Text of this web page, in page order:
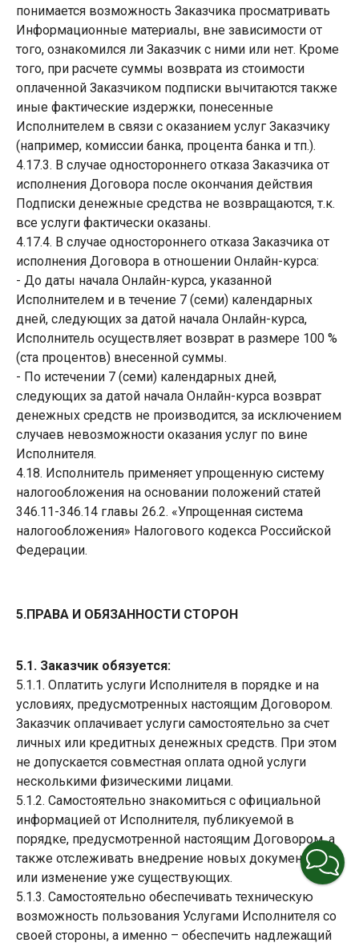
понимается возможность Заказчика просматривать
Информационные материалы, вне зависимости от
того, ознакомился ли Заказчик с ними или нет. Кроме
того, при расчете суммы возврата из стоимости
оплаченной Заказчиком подписки вычитаются также
иные фактические издержки, понесенные
Исполнителем в связи с оказанием услуг Заказчику
(например, комиссии банка, процента банка и тп.).
4.17.3. В случае одностороннего отказа Заказчика от
исполнения Договора после окончания действия
Подписки денежные средства не возвращаются, т.к.
все услуги фактически оказаны.
4.17.4. В случае одностороннего отказа Заказчика от
исполнения Договора в отношении Онлайн-курса:
- До даты начала Онлайн-курса, указанной
Исполнителем и в течение 7 (семи) календарных
дней, следующих за датой начала Онлайн-курса,
Исполнитель осуществляет возврат в размере 100 %
(ста процентов) внесенной суммы.
- По истечении 7 (семи) календарных дней,
следующих за датой начала Онлайн-курса возврат
денежных средств не производится, за исключением
случаев невозможности оказания услуг по вине
Исполнителя.
4.18. Исполнитель применяет упрощенную систему
налогообложения на основании положений статей
346.11-346.14 главы 26.2. «Упрощенная система
налогообложения» Налогового кодекса Российской
Федерации.
5.ПРАВА И ОБЯЗАННОСТИ СТОРОН
5.1. Заказчик обязуется:
5.1.1. Оплатить услуги Исполнителя в порядке и на
условиях, предусмотренных настоящим Договором.
Заказчик оплачивает услуги самостоятельно за счет
личных или кредитных денежных средств. При этом
не допускается совместная оплата одной услуги
несколькими физическими лицами.
5.1.2. Самостоятельно знакомиться с официальной
информацией от Исполнителя, публикуемой в
порядке, предусмотренной настоящим Договором, а
также отслеживать внедрение новых документов
или изменение уже существующих.
5.1.3. Самостоятельно обеспечивать техническую
возможность пользования Услугами Исполнителя со
своей стороны, а именно – обеспечить надлежащий